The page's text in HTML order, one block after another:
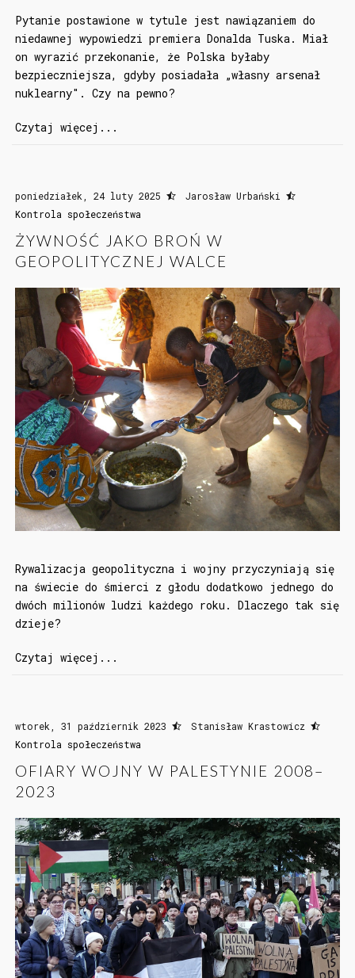
Pytanie postawione w tytule jest nawiązaniem do
niedawnej wypowiedzi premiera Donalda Tuska. Miał
on wyrazić przekonanie, że Polska byłaby
bezpieczniejsza, gdyby posiadała „własny arsenał
nuklearny". Czy na pewno?
Czytaj więcej...
poniedziałek, 24 luty 2025
Jarosław Urbański
Kontrola społeczeństwa
ŻYWNOŚĆ JAKO BROŃ W
GEOPOLITYCZNEJ WALCE
Rywalizacja geopolityczna i wojny przyczyniają się
na świecie do śmierci z głodu dodatkowo jednego do
dwóch milionów ludzi każdego roku. Dlaczego tak się
dzieje?
Czytaj więcej...
wtorek, 31 październik 2023
Stanisław Krastowicz
Kontrola społeczeństwa
OFIARY WOJNY W PALESTYNIE 2008–
2023